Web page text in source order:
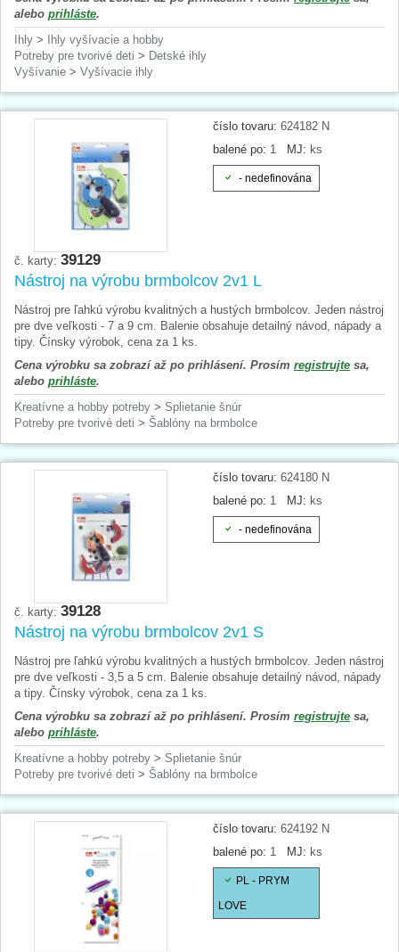
alebo prihláste.
Ihly >
Ihly vyšívacie a hobby
Potreby pre tvorivé deti > Detské ihly
Vyšívanie > Vyšívacie ihly
číslo tovaru: 624182 N
balené po: 1 MJ: ks
- nedefinována
č. karty: 39129
Nástroj na výrobu brmbolcov 2v1 L
Nástroj pre ľahkú výrobu kvalitných a hustých brmbolcov. Jeden nástroj
pre dve veľkosti - 7 a 9 cm. Balenie obsahuje detailný návod, nápady a
tipy. Čínsky výrobok, cena za 1 ks.
Cena výrobku sa zobrazí až po prihlásení. Prosím registrujte sa,
alebo prihláste.
Kreatívne a hobby potreby > Splietanie šnúr
Potreby pre tvorivé deti > Šablóny na brmbolce
číslo tovaru: 624180 N
balené po: 1 MJ: ks
- nedefinována
č. karty: 39128
Nástroj na výrobu brmbolcov 2v1 S
Nástroj pre ľahkú výrobu kvalitných a hustých brmbolcov. Jeden nástroj
pre dve veľkosti - 3,5 a 5 cm. Balenie obsahuje detailný návod, nápady
a tipy. Čínsky výrobok, cena za 1 ks.
Cena výrobku sa zobrazí až po prihlásení. Prosím registrujte sa,
alebo prihláste.
Kreatívne a hobby potreby > Splietanie šnúr
Potreby pre tvorivé deti > Šablóny na brmbolce
číslo tovaru: 624192 N
balené po: 1 MJ: ks
PL - PRYM
LOVE